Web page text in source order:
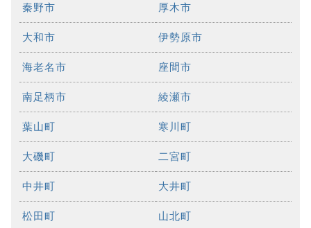
秦野市 厚木市
大和市 伊勢原市
海老名市 座間市
南足柄市 綾瀬市
葉山町 寒川町
大磯町 二宮町
中井町 大井町
松田町 山北町